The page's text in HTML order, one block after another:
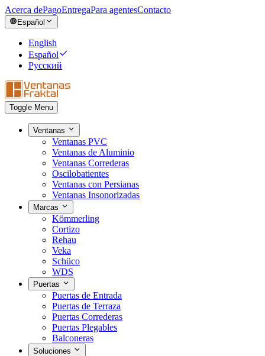
Acerca dePagoEntregaPara agentesContacto
Español
English
Español
Русский
Toggle Menu
Ventanas
Ventanas PVC
Ventanas de Aluminio
Ventanas Correderas
Oscilobatientes
Ventanas con Persianas
Ventanas Insonorizadas
Marcas
Kömmerling
Cortizo
Rehau
Veka
Schüco
WDS
Puertas
Puertas de Entrada
Puertas de Terraza
Puertas Correderas
Puertas Plegables
Balconeras
Soluciones